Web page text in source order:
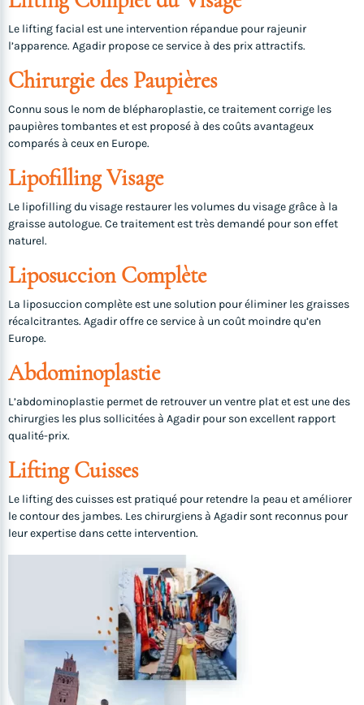
Le lifting facial est une intervention répandue pour rajeunir
l’apparence. Agadir propose ce service à des prix attractifs.
Chirurgie des Paupières
Connu sous le nom de blépharoplastie, ce traitement corrige les
paupières tombantes et est proposé à des coûts avantageux
comparés à ceux en Europe.
Lipofilling Visage
Le lipofilling du visage restaurer les volumes du visage grâce à la
graisse autologue. Ce traitement est très demandé pour son effet
naturel.
Liposuccion Complète
La liposuccion complète est une solution pour éliminer les graisses
récalcitrantes. Agadir offre ce service à un coût moindre qu’en
Europe.
Abdominoplastie
L’abdominoplastie permet de retrouver un ventre plat et est une des
chirurgies les plus sollicitées à Agadir pour son excellent rapport
qualité-prix.
Lifting Cuisses
Le lifting des cuisses est pratiqué pour retendre la peau et améliorer
le contour des jambes. Les chirurgiens à Agadir sont reconnus pour
leur expertise dans cette intervention.